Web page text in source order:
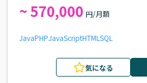
~ 570,000 円/月額
JavaPHPJavaScriptHTML SQL
気になる